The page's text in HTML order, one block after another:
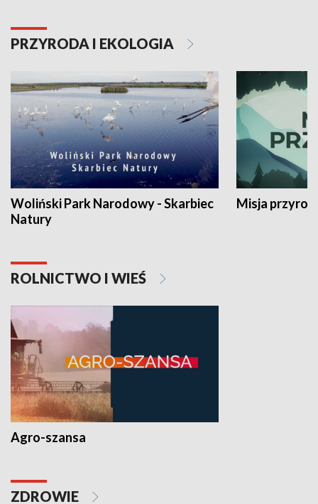
PRZYRODA I EKOLOGIA
Woliński Park Narodowy - Skarbiec
Natury
Misja
ROLNICTWO I WIEŚ
Agro-szansa
ZDROWIE